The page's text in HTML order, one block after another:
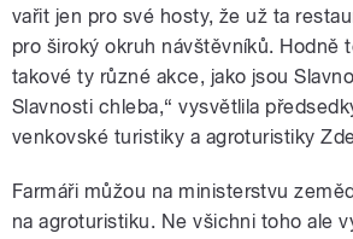
vařit jen pro své hosty, že už ta
pro široký okruh návštěvníků. Hodně
takové ty různé akce, jako jsou
Slavnosti chleba,“ vysvětlila
venkovské turistiky a agroturistiky
Farmáři můžou na ministerstvu
na agroturistiku. Ne všichni toho ale